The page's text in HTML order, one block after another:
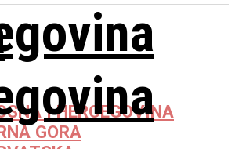
I HERCEGOVINA
GORA